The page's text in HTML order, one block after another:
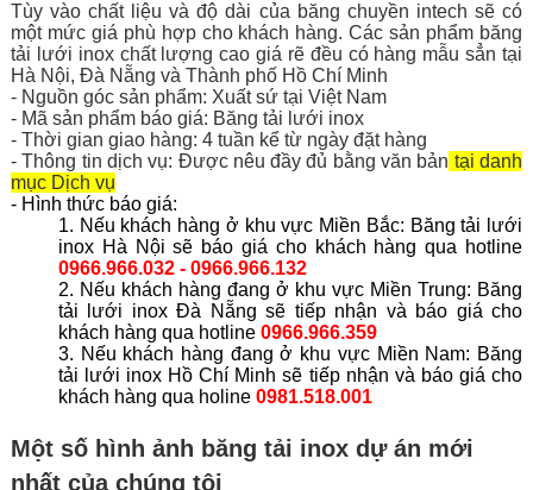
Tùy vào chất liệu và độ dài của băng chuyền intech sẽ có
một mức giá phù hợp cho khách hàng. Các sản phẩm băng
tải lưới inox chất lượng cao giá rẽ đều có hàng mẫu sẳn tại
Hà Nội, Đà Nẵng và Thành phố Hồ Chí Minh
- Nguồn góc sản phẩm: Xuất sứ tại Việt Nam
- Mã sản phẩm báo giá: Băng tải lưới inox
- Thời gian giao hàng: 4 tuần kể từ ngày đặt hàng
- Thông tin dịch vụ: Được nêu đầy đủ bằng văn bản tại danh
mục Dịch vụ
- Hình thức báo giá:
1. Nếu khách hàng ở khu vực Miền Bắc: Băng tải lưới
inox Hà Nội sẽ báo giá cho khách hàng qua hotline
0966.966.032 - 0966.966.132
2. Nếu khách hàng đang ở khu vực Miền Trung: Băng
tải lưới inox Đà Nẵng sẽ tiếp nhận và báo giá cho
khách hàng qua hotline 0966.966.359
3. Nếu khách hàng đang ở khu vực Miền Nam: Băng
tải lưới inox Hồ Chí Minh sẽ tiếp nhận và báo giá cho
khách hàng qua holine 0981.518.001
Một số hình ảnh băng tải inox dự án mới
nhất của chúng tôi